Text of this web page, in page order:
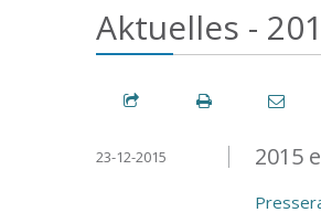
Aktuelles -
2015
23-12-2015